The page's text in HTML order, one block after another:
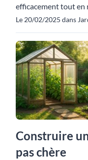
efficacement tout
Le 20/02/2025 dans
Construire
pas chère